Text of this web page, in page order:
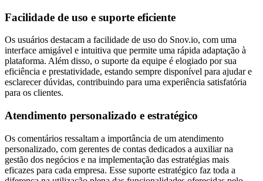
Facilidade de uso e suporte eficiente
Os usuários destacam a facilidade de uso do Snov.io, com uma
interface amigável e intuitiva que permite uma rápida adaptação à
plataforma. Além disso, o suporte da equipe é elogiado por sua
eficiência e prestatividade, estando sempre disponível para ajudar e
esclarecer dúvidas, contribuindo para uma experiência satisfatória
para os clientes.
Atendimento personalizado e estratégico
Os comentários ressaltam a importância de um atendimento
personalizado, com gerentes de contas dedicados a auxiliar na
gestão dos negócios e na implementação das estratégias mais
eficazes para cada empresa. Esse suporte estratégico faz toda a